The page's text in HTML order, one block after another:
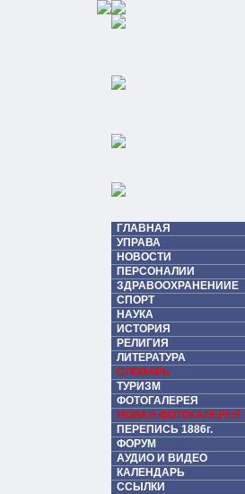
ГЛАВНАЯ
УПРАВА
НОВОСТИ
ПЕРСОНАЛИИ
ЗДРАВООХРАНЕНИИЕ
СПОРТ
НАУКА
ИСТОРИЯ
РЕЛИГИЯ
ЛИТЕРАТУРА
СЛОВАРЬ
ТУРИЗМ
ФОТОГАЛЕРЕЯ
НОВАЯ ФОТОГАЛЕРЕЯ
ПЕРЕПИСЬ 1886г.
ФОРУМ
АУДИО И ВИДЕО
КАЛЕНДАРЬ
ССЫЛКИ